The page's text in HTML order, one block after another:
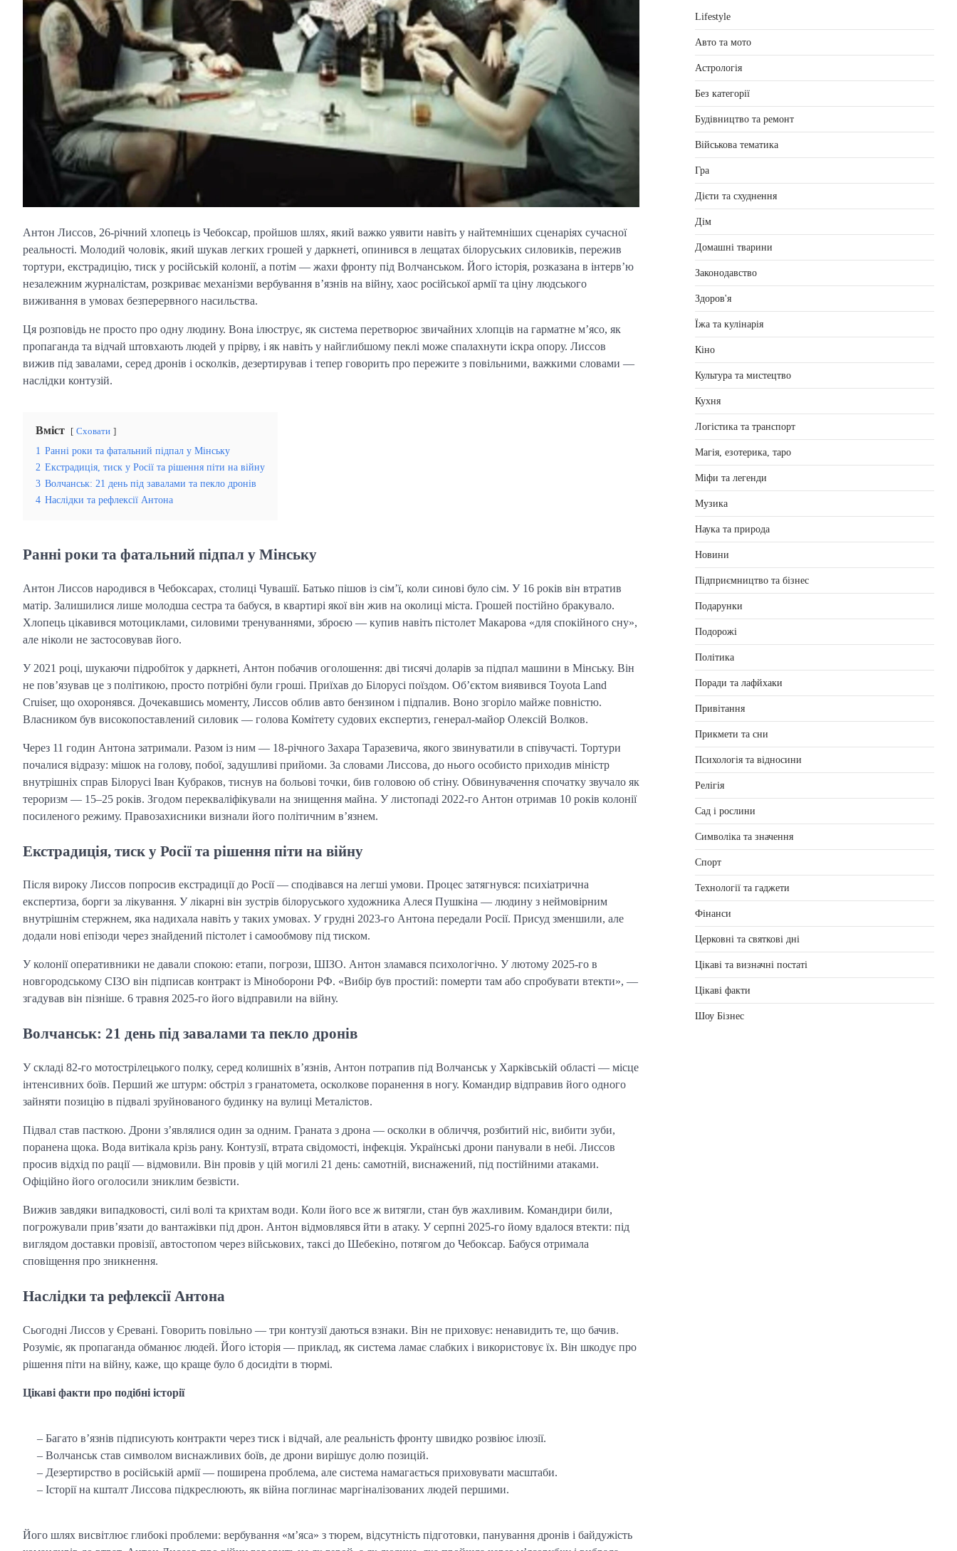
Антон Лиссов, 26-річний хлопець із Чебоксар, пройшов шлях, який важко уявити навіть у найтемніших сценаріях сучасної
реальності. Молодий чоловік, який шукав легких грошей у даркнеті, опинився в лещатах білоруських силовиків, пережив
тортури, екстрадицію, тиск у російській колонії, а потім — жахи фронту під Волчанськом. Його історія, розказана в інтерв’ю
незалежним журналістам, розкриває механізми вербування в’язнів на війну, хаос російської армії та ціну людського
виживання в умовах безперервного насильства.
Ця розповідь не просто про одну людину. Вона ілюструє, як система перетворює звичайних хлопців на гарматне м’ясо, як
пропаганда та відчай штовхають людей у прірву, і як навіть у найглибшому пеклі може спалахнути іскра опору. Лиссов
вижив під завалами, серед дронів і осколків, дезертирував і тепер говорить про пережите з повільними, важкими словами —
наслідки контузій.
Вміст Сховати
1 Ранні роки та фатальний підпал у Мінську
2 Екстрадиція, тиск у Росії та рішення піти на війну
3 Волчанськ: 21 день під завалами та пекло дронів
4 Наслідки та рефлексії Антона
Ранні роки та фатальний підпал у Мінську
Антон Лиссов народився в Чебоксарах, столиці Чувашії. Батько пішов із сім’ї, коли синові було сім. У 16 років він втратив
матір. Залишилися лише молодша сестра та бабуся, в квартирі якої він жив на околиці міста. Грошей постійно бракувало.
Хлопець цікавився мотоциклами, силовими тренуваннями, зброєю — купив навіть пістолет Макарова «для спокійного сну»,
але ніколи не застосовував його.
У 2021 році, шукаючи підробіток у даркнеті, Антон побачив оголошення: дві тисячі доларів за підпал машини в Мінську. Він
не пов’язував це з політикою, просто потрібні були гроші. Приїхав до Білорусі поїздом. Об’єктом виявився Toyota Land
Cruiser, що охоронявся. Дочекавшись моменту, Лиссов облив авто бензином і підпалив. Воно згоріло майже повністю.
Власником був високопоставлений силовик — голова Комітету судових експертиз, генерал-майор Олексій Волков.
Через 11 годин Антона затримали. Разом із ним — 18-річного Захара Таразевича, якого звинуватили в співучасті. Тортури
почалися відразу: мішок на голову, побої, задушливі прийоми. За словами Лиссова, до нього особисто приходив міністр
внутрішніх справ Білорусі Іван Кубраков, тиснув на больові точки, бив головою об стіну. Обвинувачення спочатку звучало як
тероризм — 15–25 років. Згодом перекваліфікували на знищення майна. У листопаді 2022-го Антон отримав 10 років колонії
посиленого режиму. Правозахисники визнали його політичним в’язнем.
Екстрадиція, тиск у Росії та рішення піти на війну
Після вироку Лиссов попросив екстрадиції до Росії — сподівався на легші умови. Процес затягнувся: психіатрична
експертиза, борги за лікування. У лікарні він зустрів білоруського художника Алеся Пушкіна — людину з неймовірним
внутрішнім стержнем, яка надихала навіть у таких умовах. У грудні 2023-го Антона передали Росії. Присуд зменшили, але
додали нові епізоди через знайдений пістолет і самообмову під тиском.
У колонії оперативники не давали спокою: етапи, погрози, ШІЗО. Антон зламався психологічно. У лютому 2025-го в
новгородському СІЗО він підписав контракт із Міноборони РФ. «Вибір був простий: померти там або спробувати втекти», —
згадував він пізніше. 6 травня 2025-го його відправили на війну.
Волчанськ: 21 день під завалами та пекло дронів
У складі 82-го мотострілецького полку, серед колишніх в’язнів, Антон потрапив під Волчанськ у Харківській області — місце
інтенсивних боїв. Перший же штурм: обстріл з гранатомета, осколкове поранення в ногу. Командир відправив його одного
зайняти позицію в підвалі зруйнованого будинку на вулиці Металістов.
Підвал став пасткою. Дрони з’являлися один за одним. Граната з дрона — осколки в обличчя, розбитий ніс, вибити зуби,
поранена щока. Вода витікала крізь рану. Контузії, втрата свідомості, інфекція. Українські дрони панували в небі. Лиссов
просив відхід по рації — відмовили. Він провів у цій могилі 21 день: самотній, виснажений, під постійними атаками.
Офіційно його оголосили зниклим безвісти.
Вижив завдяки випадковості, силі волі та крихтам води. Коли його все ж витягли, стан був жахливим. Командири били,
погрожували прив’язати до вантажівки під дрон. Антон відмовлявся йти в атаку. У серпні 2025-го йому вдалося втекти: під
виглядом доставки провізії, автостопом через військових, таксі до Шебекіно, потягом до Чебоксар. Бабуся отримала
сповіщення про зникнення.
Наслідки та рефлексії Антона
Сьогодні Лиссов у Єревані. Говорить повільно — три контузії даються взнаки. Він не приховує: ненавидить те, що бачив.
Розуміє, як пропаганда обманює людей. Його історія — приклад, як система ламає слабких і використовує їх. Він шкодує про
рішення піти на війну, каже, що краще було б досидіти в тюрмі.
Цікаві факти про подібні історії
– Багато в’язнів підписують контракти через тиск і відчай, але реальність фронту швидко розвіює ілюзії.
– Волчанськ став символом виснажливих боїв, де дрони вирішує долю позицій.
– Дезертирство в російській армії — поширена проблема, але система намагається приховувати масштаби.
– Історії на кшталт Лиссова підкреслюють, як війна поглинає маргіналізованих людей першими.
Його шлях висвітлює глибокі проблеми: вербування «м’яса» з тюрем, відсутність підготовки, панування дронів і байдужість
Lifestyle
Авто та мото
Астрологія
Без категорії
Будівництво та ремонт
Військова тематика
Гра
Дієти та схуднення
Дім
Домашні тварини
Законодавство
Здоров'я
Їжа та кулінарія
Кіно
Культура та мистецтво
Кухня
Логістика та транспорт
Магія, езотерика, таро
Міфи та легенди
Музика
Наука та природа
Новини
Підприємництво та бізнес
Подарунки
Подорожі
Політика
Поради та лафйхаки
Привітання
Прикмети та сни
Психологія та відносини
Релігія
Сад і рослини
Символіка та значення
Спорт
Технології та гаджети
Фінанси
Церковні та святкові дні
Цікаві та визначні постаті
Цікаві факти
Шоу Бізнес